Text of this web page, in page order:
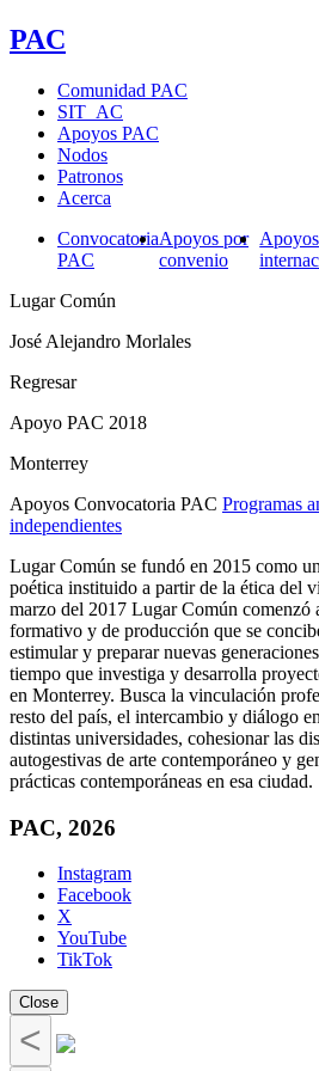
PAC
Comunidad PAC
SIT_AC
Apoyos PAC
Nodos
Patronos
Acerca
Convocatoria
PAC
Apoyos por
convenio
Apoyos
Lugar Común
José Alejandro Morlales
Regresar
Apoyo PAC 2018
Monterrey
Apoyos Convocatoria PAC Programas
independientes
Lugar Común se fundó en 2015 como
poética instituido a partir de la ética del
marzo del 2017 Lugar Común comenzó
formativo y de producción que se
estimular y preparar nuevas
tiempo que investiga y desarrolla
en Monterrey. Busca la vinculación
resto del país, el intercambio y diálogo
distintas universidades, cohesionar las
autogestivas de arte contemporáneo y
prácticas contemporáneas en esa ciudad.
PAC, 2026
Instagram
Facebook
X
YouTube
TikTok
Close
<